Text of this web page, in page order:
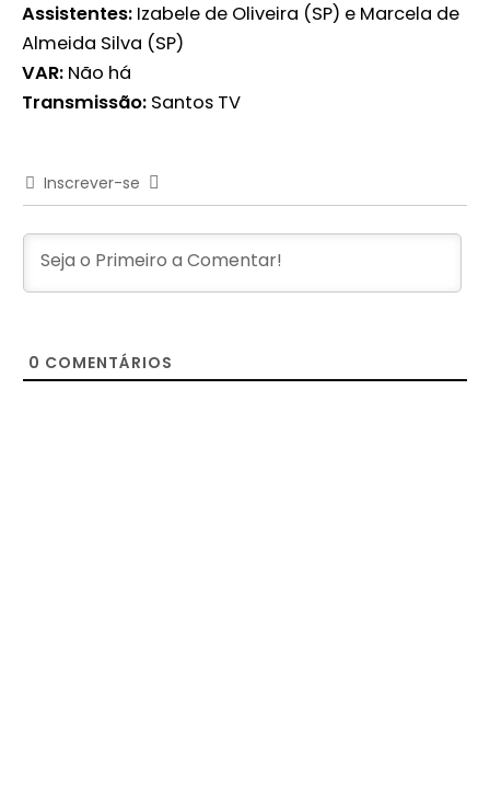
Assistentes: Izabele de Oliveira (SP) e Marcela de
Almeida Silva (SP)
VAR: Não há
Transmissão: Santos TV
Inscrever-se
0 COMENTÁRIOS